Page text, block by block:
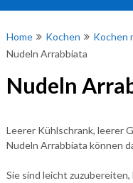
Home Kochen
Kochen
Nudeln Arrabbiata
Nudeln
Leerer Kühlschrank, leerer
Nudeln Arrabbiata können
Sie sind leicht